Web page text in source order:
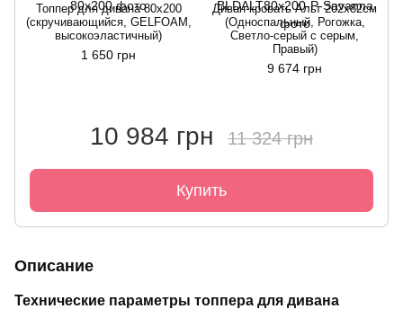
Топпер для дивана 80х200
(скручивающийся, GELFOAM,
высокоэластичный)
1 650 грн
Диван-кровать Альт 202х82см
(Односпальный, Рогожка,
Светло-серый с серым,
Правый)
9 674 грн
10 984 грн 11 324 грн
Купить
Описание
Технические параметры топпера для дивана